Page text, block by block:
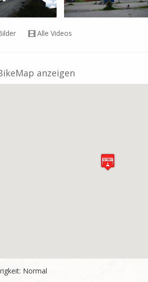
www.bergvelo.ch/documents/pdf/berichte/
a>
www.youtube.com/v/
flash" allowfullscreen="true" width="425"
Alle Videos
anzeigen
Normal